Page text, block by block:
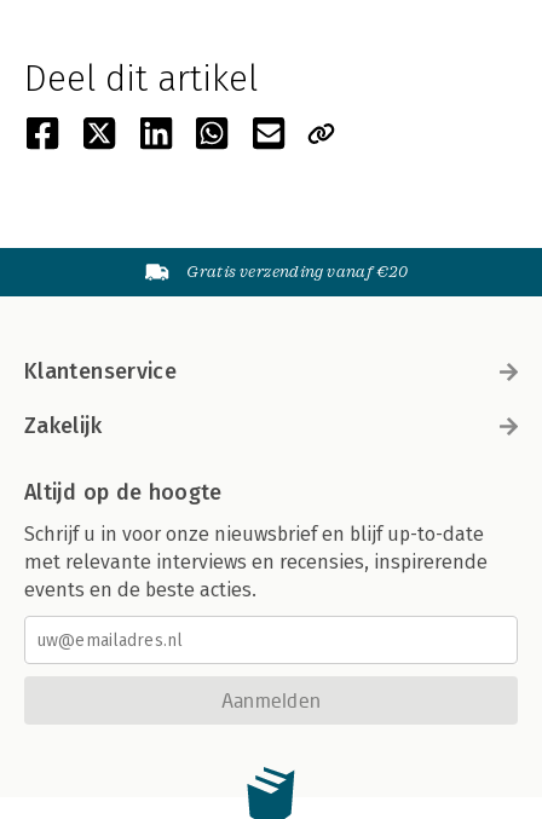
Deel dit artikel
Gratis verzending vanaf €20
Klantenservice
Zakelijk
Altijd op de hoogte
Schrijf u in voor onze nieuwsbrief en blijf up-to-date
met relevante interviews en recensies, inspirerende
events en de beste acties.
Aanmelden